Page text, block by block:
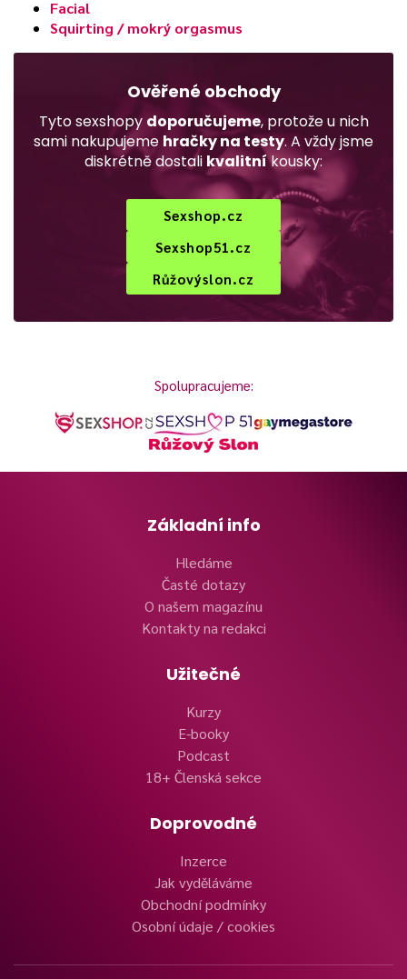
Facial
Squirting / mokrý orgasmus
Ověřené obchody
Tyto sexshopy doporučujeme, protože u nich
sami nakupujeme hračky na testy. A vždy jsme
diskrétně dostali kvalitníkousky:
Sexshop.cz
Sexshop51.cz
Růžovýslon.cz
Spolupracujeme:
Základní info
Hledáme
Časté dotazy
O našem magazínu
Kontakty na redakci
Užitečné
Kurzy
E-booky
Podcast
18+ Členská sekce
Doprovodné
Inzerce
Jak vyděláváme
Obchodní podmínky
Osobní údaje / cookies